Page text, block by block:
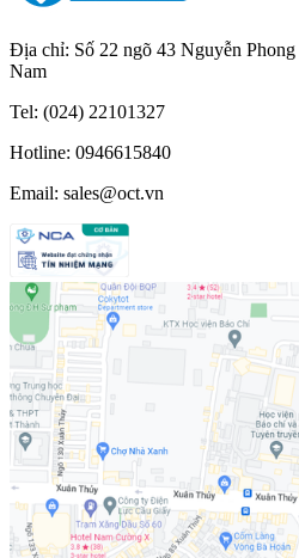
Địa chỉ: Số 22 ngõ 43 Nguyễn
Nam
Tel: (024) 22101327
Hotline: 0946615840
Email: sales@oct.vn